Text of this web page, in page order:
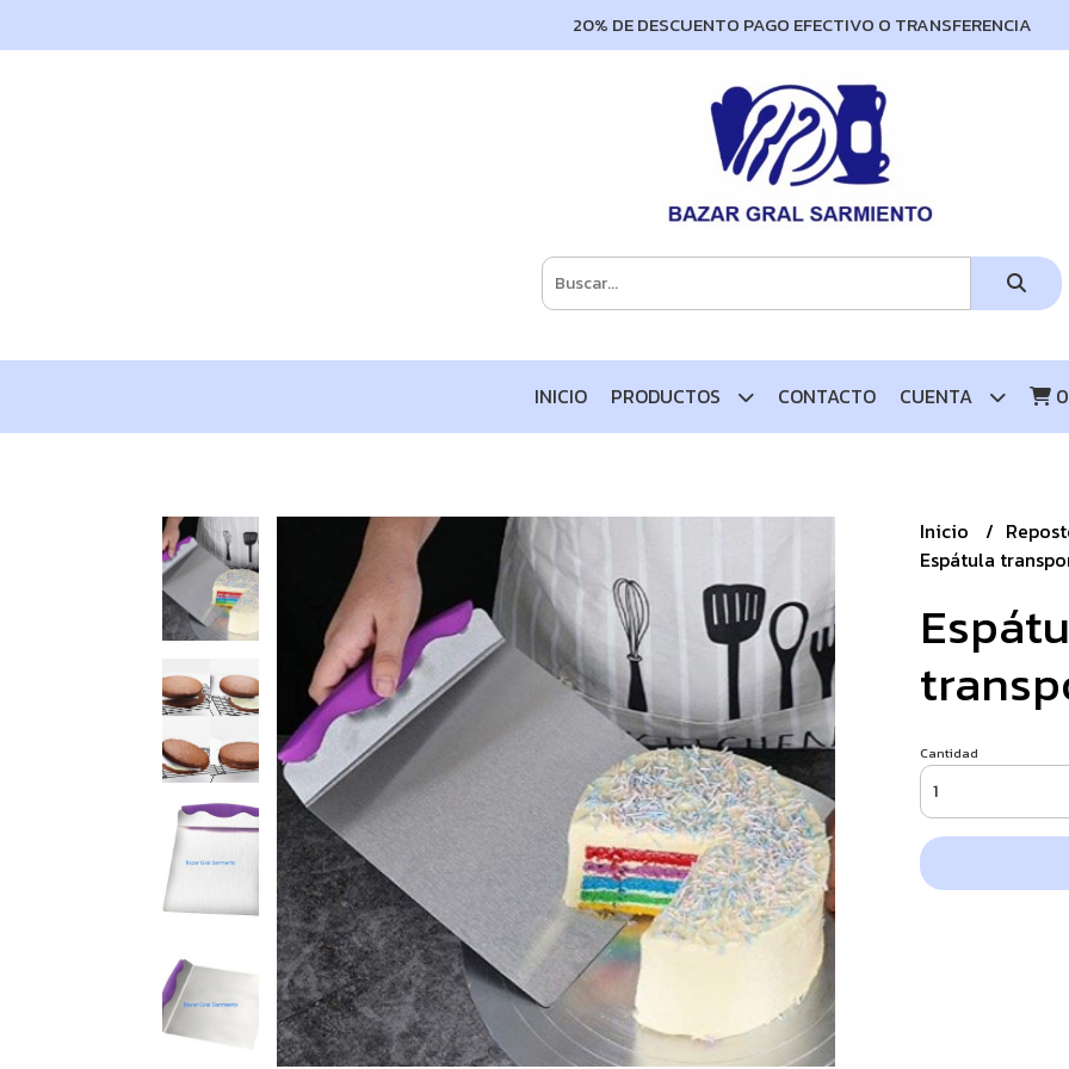
20% DE DESCUENTO PAGO EFECTIVO O TRANSFERENCIA
INICIO PRODUCTOS CONTACTO CUENTA 0
Inicio
Espátula
Cantidad